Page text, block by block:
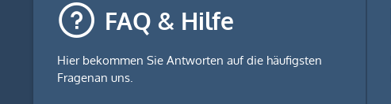
FAQ & Hilfe
Hier bekommen Sie Antworten auf die häufigsten
Fragenan uns.